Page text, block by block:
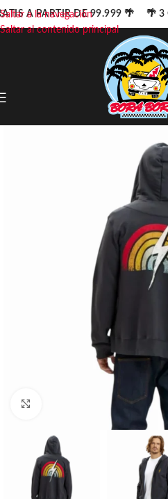
Saltar a la navegación
Saltar al contenido principal
Haga clic para ampliar
A PARTIR DE 99.999 🌴 🌴 3